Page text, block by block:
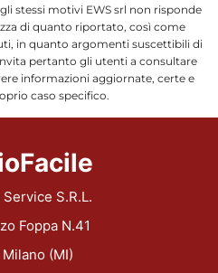
stessi motivi EWS srl non risponde
di quanto riportato, così come
in quanto argomenti suscettibili di
pertanto gli utenti a consultare
informazioni aggiornate, certe e
caso specifico.
Service S.R.L.
Foppa N.41
(MI)